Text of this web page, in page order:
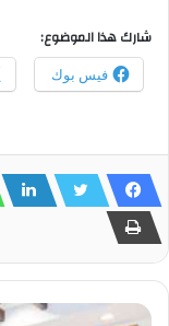
شارك هذا الموضوع:
فيس بوك